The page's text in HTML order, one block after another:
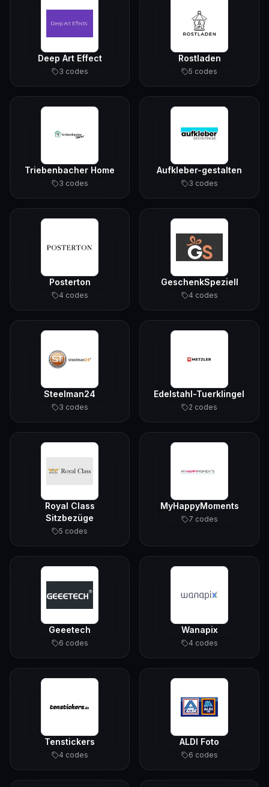
Deep Art Effect
3 codes
Rostladen
5 codes
Triebenbacher Home
3 codes
Aufkleber-gestalten
3 codes
Posterton
4 codes
GeschenkSpeziell
4 codes
Steelman24
3 codes
Edelstahl-Tuerklingel
2 codes
Royal Class
Sitzbezüge
5 codes
MyHappyMoments
7 codes
Geeetech
6 codes
Wanapix
4 codes
Tenstickers
4 codes
ALDI Foto
6 codes